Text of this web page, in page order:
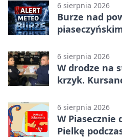
6 sierpnia 2026
Burze nad
6 sierpnia 2026
W drodze na
krzyk.
6 sierpnia 2026
W Piasecznie
Pielkę